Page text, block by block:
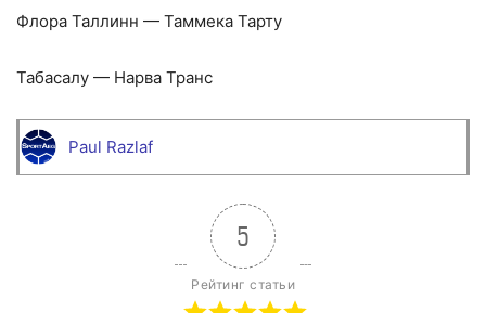
Флора Таллинн — Таммека Тарту
Табасалу — Нарва Транс
Paul Razlaf
5
Рейтинг статьи